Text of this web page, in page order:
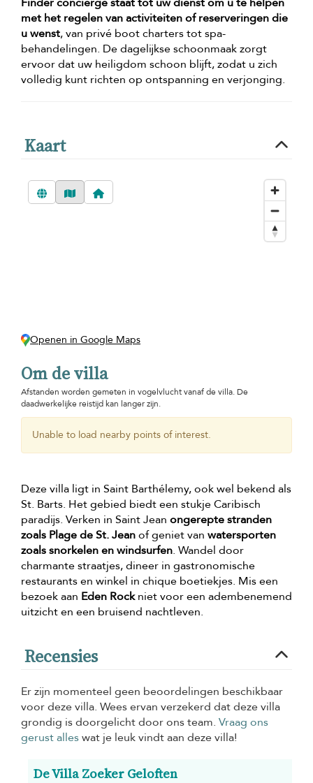
Finder conciërge staat tot uw dienst om u te helpen
met het regelen van activiteiten of reserveringen die
u wenst, van privé boot charters tot spa-
behandelingen. De dagelijkse schoonmaak zorgt
ervoor dat uw heiligdom schoon blijft, zodat u zich
volledig kunt richten op ontspanning en verjonging.
Kaart
Openen in Google Maps
Om de villa
Afstanden worden gemeten in vogelvlucht vanaf de villa. De
daadwerkelijke reistijd kan langer zijn.
Unable to load nearby points of interest.
Deze villa ligt in Saint Barthélemy, ook wel bekend als
St. Barts. Het gebied biedt een stukje Caribisch
paradijs. Verken in Saint Jean ongerepte stranden
zoals Plage de St. Jeanof geniet van watersporten
zoals snorkelen en windsurfen. Wandel door
charmante straatjes, dineer in gastronomische
restaurants en winkel in chique boetiekjes. Mis een
bezoek aan Eden Rockniet voor een adembenemend
uitzicht en een bruisend nachtleven.
Recensies
Er zijn momenteel geen beoordelingen beschikbaar
voor deze villa. Wees ervan verzekerd dat deze villa
grondig is doorgelicht door ons team. Vraag ons
gerust alleswat je leuk vindt aan deze villa!
De Villa Zoeker Geloften